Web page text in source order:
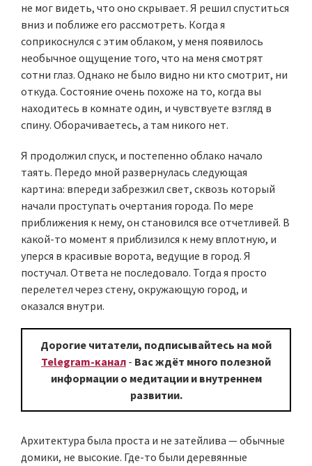
не мог видеть, что оно скрывает. Я решил спуститься
вниз и поближе его рассмотреть. Когда я
соприкоснулся с этим облаком, у меня появилось
необычное ощущение того, что на меня смотрят
сотни глаз. Однако не было видно ни кто смотрит, ни
откуда. Состояние очень похоже на то, когда вы
находитесь в комнате один, и чувствуете взгляд в
спину. Оборачиваетесь, а там никого нет.
Я продолжил спуск, и постепенно облако начало
таять. Передо мной развернулась следующая
картина: впереди забрезжил свет, сквозь который
начали проступать очертания города. По мере
приближения к нему, он становился все отчетливей. В
какой-то момент я приблизился к нему вплотную, и
уперся в красивые ворота, ведущие в город. Я
постучал. Ответа не последовало. Тогда я просто
перелетел через стену, окружающую город, и
оказался внутри.
Дорогие читатели, подписывайтесь на мой
Telegram-канал - Вас ждёт много полезной
информации о медитации и внутреннем
развитии.
Архитектура была проста и не затейлива — обычные
домики, не высокие. Где-то были деревянные